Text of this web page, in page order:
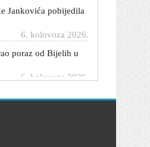
6. kolovoza 2026.
poraz od Bijelih u
6. kolovoza 2026.
reprezentativca iz
6. kolovoza 2026.